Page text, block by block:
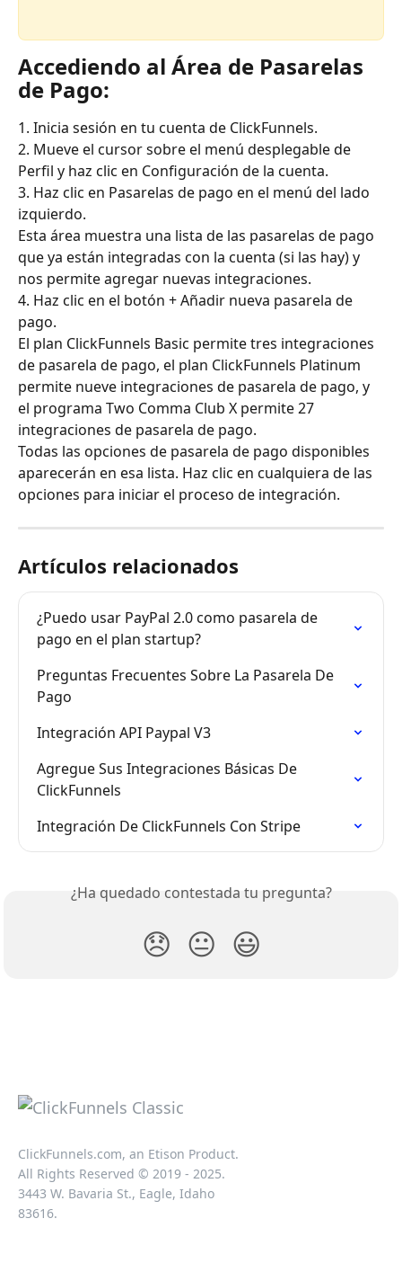
Accediendo al Área de Pasarelas
de Pago:
1. Inicia sesión en tu cuenta de ClickFunnels.
2. Mueve el cursor sobre el menú desplegable de
Perfil y haz clic en Configuración de la cuenta.
3. Haz clic en Pasarelas de pago en el menú del lado
izquierdo.
Esta área muestra una lista de las pasarelas de pago
que ya están integradas con la cuenta (si las hay) y
nos permite agregar nuevas integraciones.
4. Haz clic en el botón + Añadir nueva pasarela de
pago.
El plan ClickFunnels Basic permite tres integraciones
de pasarela de pago, el plan ClickFunnels Platinum
permite nueve integraciones de pasarela de pago, y
el programa Two Comma Club X permite 27
integraciones de pasarela de pago.
Todas las opciones de pasarela de pago disponibles
aparecerán en esa lista. Haz clic en cualquiera de las
opciones para iniciar el proceso de integración.
Artículos relacionados
¿Puedo usar PayPal 2.0 como pasarela de
pago en el plan startup?
Preguntas Frecuentes Sobre La Pasarela De
Pago
Integración API Paypal V3
Agregue Sus Integraciones Básicas De
ClickFunnels
Integración De ClickFunnels Con Stripe
¿Ha quedado contestada tu pregunta?
😞 😐 😃
ClickFunnels.com, an Etison Product.
All Rights Reserved © 2019 - 2025.
3443 W. Bavaria St., Eagle, Idaho
83616.